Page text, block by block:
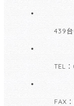
439
TEL
FAX